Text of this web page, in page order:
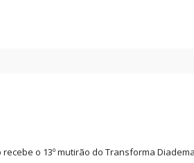
recebe o 13º mutirão do Transforma